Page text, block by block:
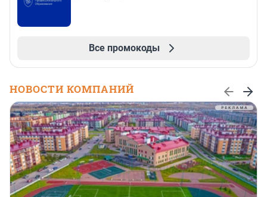
Все промокоды
НОВОСТИ КОМПАНИЙ